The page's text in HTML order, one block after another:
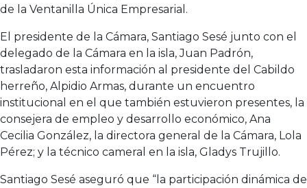
de la Ventanilla Única Empresarial.
El presidente de la Cámara, Santiago Sesé junto con el
delegado de la Cámara en la isla, Juan Padrón,
trasladaron esta información al presidente del Cabildo
herreño, Alpidio Armas, durante un encuentro
institucional en el que también estuvieron presentes, la
consejera de empleo y desarrollo económico, Ana
Cecilia González, la directora general de la Cámara, Lola
Pérez; y la técnico cameral en la isla, Gladys Trujillo.
Santiago Sesé aseguró que “la participación dinámica de